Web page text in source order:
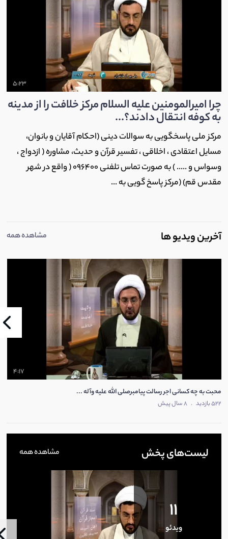
5:23
چرا امیرالمومنین علیه السلام مرکز خلافت را از مدینه
به کوفه انتقال دادند؟...
مرکز ملی پاسخگویی به سوالات دینی (احکام آقایان و بانوان،
مسایل اعتقادی ، اخلاقی ، تفسیر قرآن و حدیث، مشاوره ( ازدواج ،
وسواس و ..... ) به صورت تماس تلفنی 096400 ( واقع در شهر
مقدس قم) (مرکز پاسخ گویی به ...
آخرین ویدیو ها مشاهده همه
4:17
محبت به چه کسانی اجر رسالت پیامبرصلی الله علیه وآله ...
522 بازدید . 8 سال پیش
لیست‌های پخش مشاهده همه
11
ویدئو